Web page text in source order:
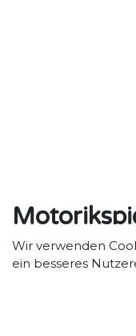
10-teiliges
Pastell
10-teiliges
perfekt für
Wir verwenden
ein besseres